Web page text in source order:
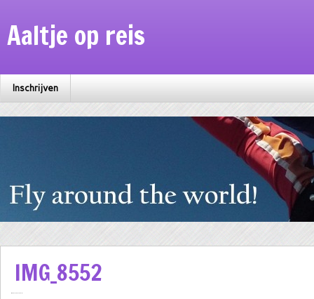
Aaltje op reis
Inschrijven
IMG_8552